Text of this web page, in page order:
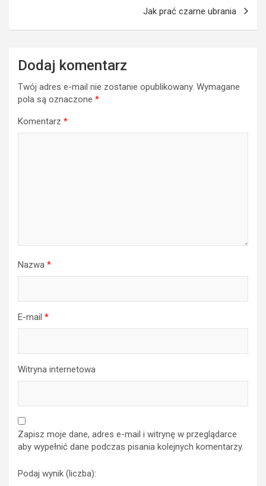
Jak prać czarne ubrania
Dodaj komentarz
Twój adres e-mail nie zostanie opublikowany. Wymagane
pola są oznaczone *
Komentarz *
Nazwa *
E-mail *
Witryna internetowa
Zapisz moje dane, adres e-mail i witrynę w przeglądarce
aby wypełnić dane podczas pisania kolejnych komentarzy.
Podaj wynik (liczba):